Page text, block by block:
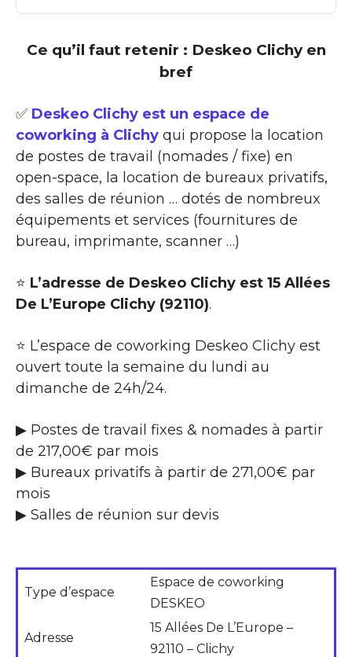
Ce qu’il faut retenir : Deskeo Clichy en
bref
✅ Deskeo Clichy est un espace de
coworking à Clichy qui propose la location
de postes de travail (nomades / fixe) en
open-space, la location de bureaux privatifs,
des salles de réunion … dotés de nombreux
équipements et services (fournitures de
bureau, imprimante, scanner …)
⭐ L’adresse de Deskeo Clichy est 15 Allées
De L’Europe Clichy (92110).
⭐ L’espace de coworking Deskeo Clichy est
ouvert toute la semaine du lundi au
dimanche de 24h/24.
▶ Postes de travail fixes & nomades à partir
de 217,00€ par mois
▶ Bureaux privatifs à partir de 271,00€ par
mois
▶ Salles de réunion sur devis
Type d’espace
Espace de coworking
DESKEO
Adresse
15 Allées De L’Europe –
92110 – Clichy